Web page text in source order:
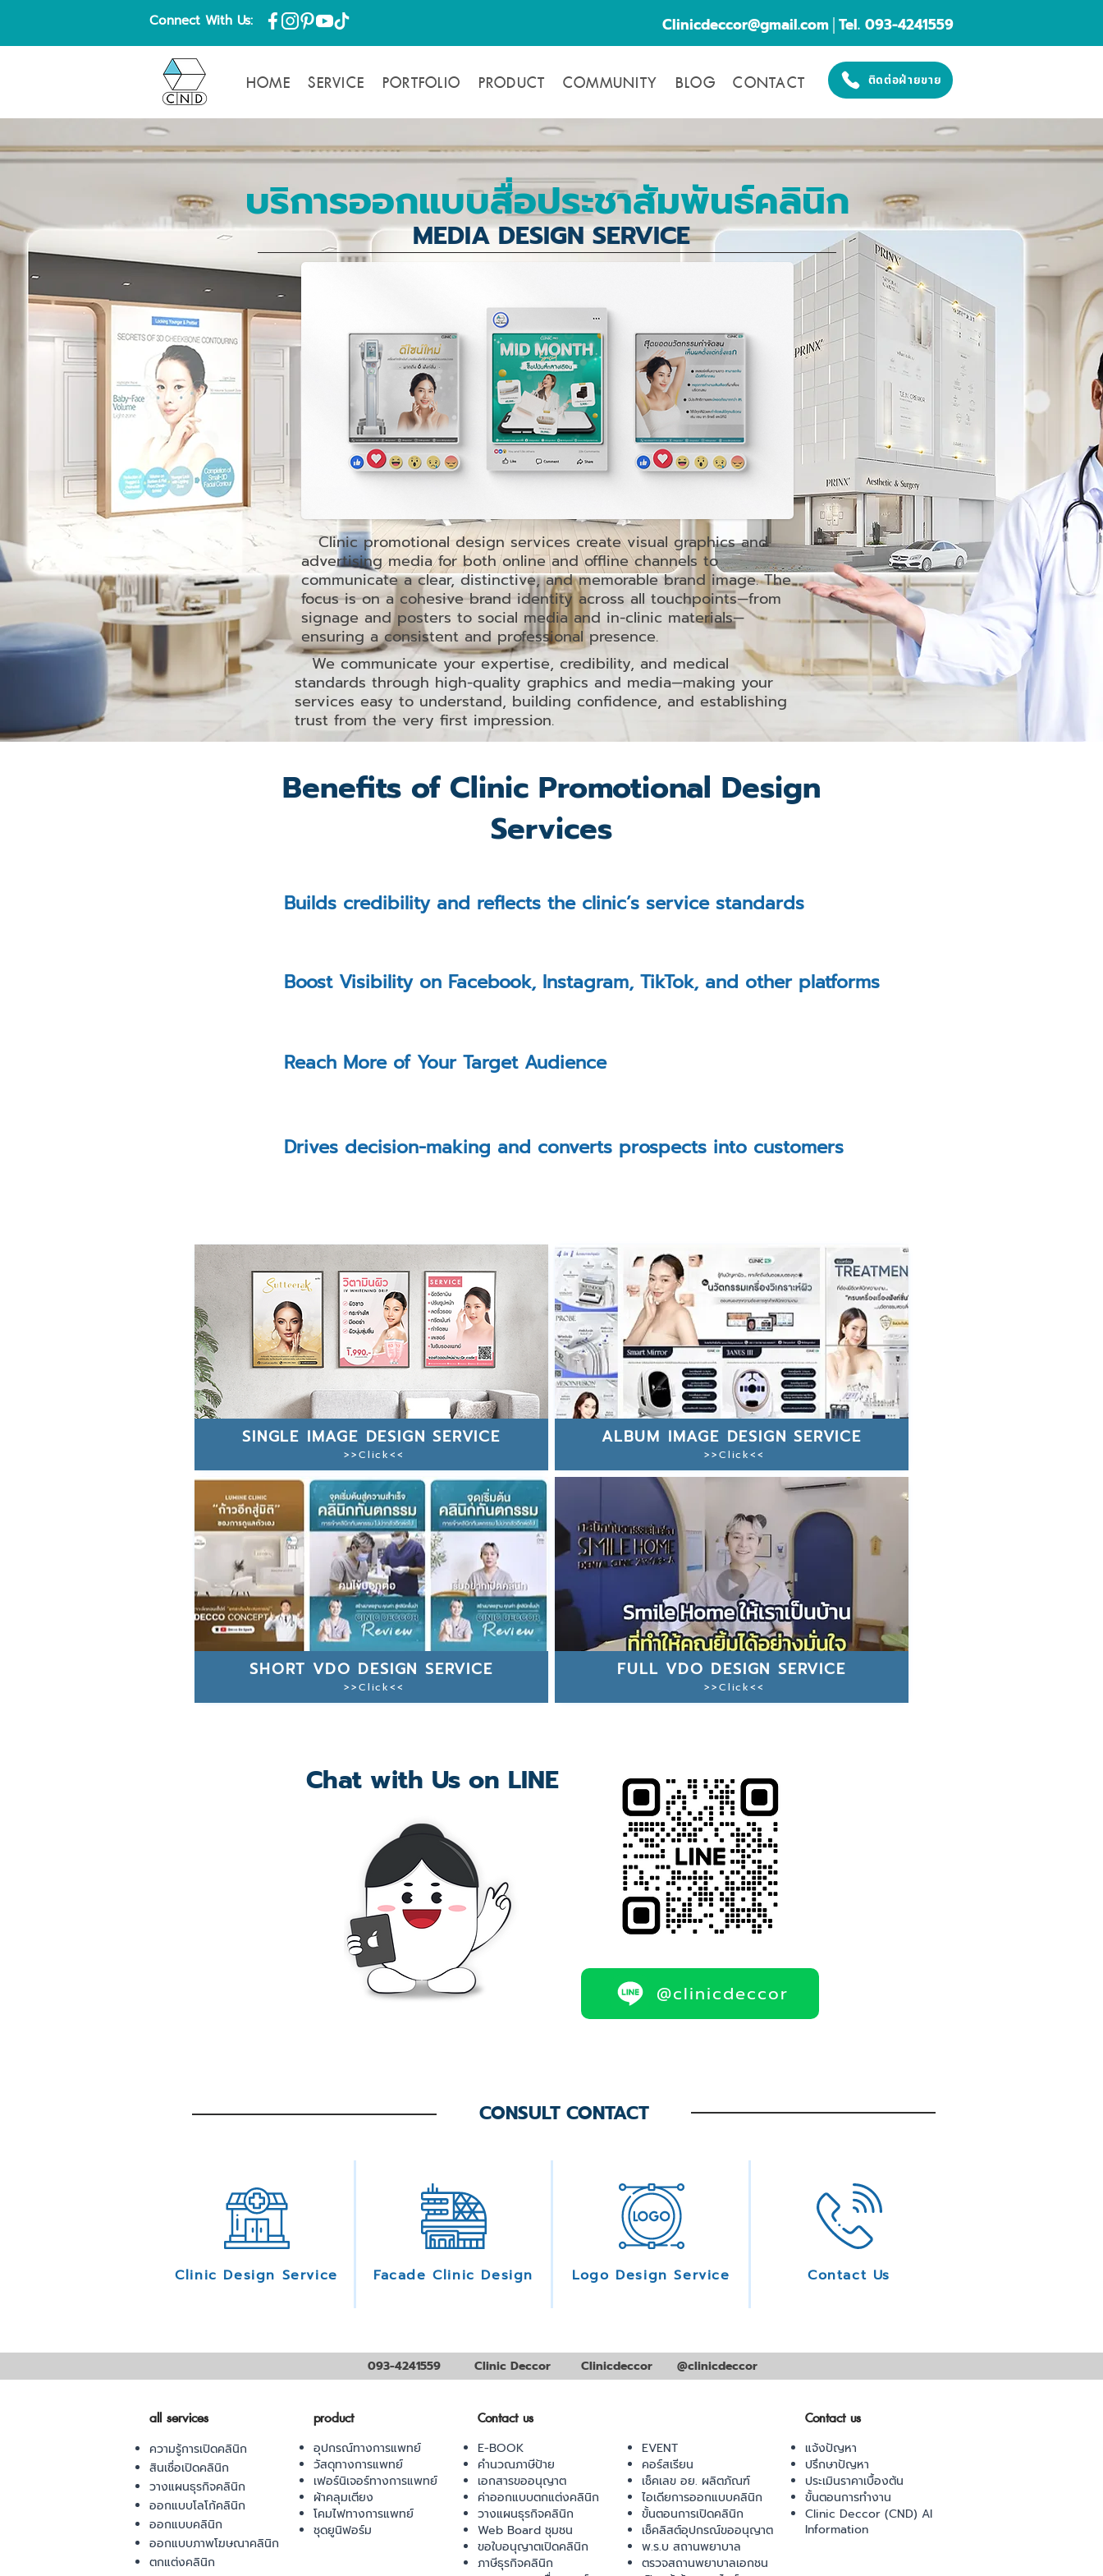
Connect With Us: Clinicdeccor@gmail.com│Tel. 093-4241559
HOME SERVICE PORTFOLIO PRODUCT COMMUNITY BLOG CONTACT ติดต่อฝ่ายขาย
บริการออกแบบสื่อประชาสัมพันธ์คลินิก
MEDIA DESIGN SERVICE
Clinic promotional design services create visual graphics and
advertising media for both online and offline channels to
communicate a clear, distinctive, and memorable brand image. The
focus is on a cohesive brand identity across all touchpoints—from
signage and posters to social media and in-clinic materials—
ensuring a consistent and professional presence.
We communicate your expertise, credibility, and medical
standards through high-quality graphics and media—making your
services easy to understand, building confidence, and establishing
trust from the very first impression.
Benefits of Clinic Promotional Design
Services
Builds credibility and reflects the clinic’s service standards
Boost Visibility on Facebook, Instagram, TikTok, and other platforms
Reach More of Your Target Audience
Drives decision-making and converts prospects into customers
SINGLE IMAGE DESIGN SERVICE
>>Click<<
SHORT VDO DESIGN SERVICE
>>Click<<
ALBUM IMAGE DESIGN SERVICE
>>Click<<
FULL VDO DESIGN SERVICE
>>Click<<
@clinicdeccor
Chat with Us on LINE
CONSULT CONTACT
Clinic Design Service Facade Clinic Design Logo Design Service Contact Us
093-4241559 Clinic Deccor Clinicdeccor @clinicdeccor
all services
ความรู้การเปิดคลินิก
สินเชื่อเปิดคลินิก
วางแผนธุรกิจคลินิก
ออกแบบโลโก้คลินิก
ออกแบบคลินิก
ออกแบบภาพโฆษณาคลินิก
ตกแต่งคลินิก
product
อุปกรณ์ทางการแพทย์
วัสดุทางการแพทย์
เฟอร์นิเจอร์ทางการแพทย์
ผ้าคลุมเตียง
โคมไฟทางการแพทย์
ชุดยูนิฟอร์ม
Contact us
E-BOOK
คำนวณภาษีป้าย
เอกสารขออนุญาต
ค่าออกแบบตกแต่งคลินิก
วางแผนธุรกิจคลินิก
Web Board ชุมชน
ขอใบอนุญาตเปิดคลินิก
ภาษีธุรกิจคลินิก
Contact us
EVENT
คอร์สเรียน
เช็คเลข อย. ผลิตภัณฑ์
ไอเดียการออกแบบคลินิก
ขั้นตอนการเปิดคลินิก
เช็คลิสต์อุปกรณ์ขออนุญาต
พ.ร.บ สถานพยาบาล
ตรวจสถานพยาบาลเอกชน
แจ้งปัญหา
ปรึกษาปัญหา
ประเมินราคาเบื้องต้น
ขั้นตอนการทำงาน
Clinic Deccor (CND) AI
Information